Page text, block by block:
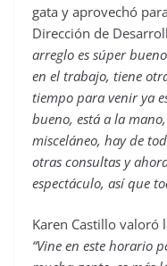
gata y aprovechó
Dirección de
arreglo es súper
en el trabajo, tiene
tiempo para venir ya
bueno, está a la
misceláneo, hay de
otras consultas y
espectáculo, así que
Karen Castillo valoró
“Vine en este horario